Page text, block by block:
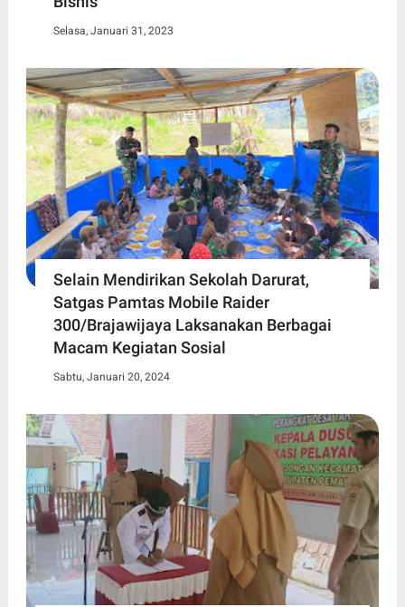
Selasa, Januari 31, 2023
Selain Mendirikan Sekolah Darurat,
Satgas Pamtas Mobile Raider
300/Brajawijaya Laksanakan Berbagai
Macam Kegiatan Sosial
Sabtu, Januari 20, 2024